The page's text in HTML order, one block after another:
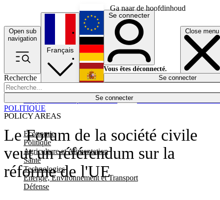
Ga naar de hoofdinhoud
Open sub
navigation
Close menu
Recherche
Se connecter
POLICY AREAS
Economie
Politique
Agriculture et Alimentation
Santé
Technologies
Energie, Environnement et Transport
Défense
Économie
Français
English
Deutsch
Español
Se connecter
Vous êtes déconnecté.
Se connecter
Le Forum de la société civile
veut un référendum sur la
réforme de l'UE
POLITIQUE